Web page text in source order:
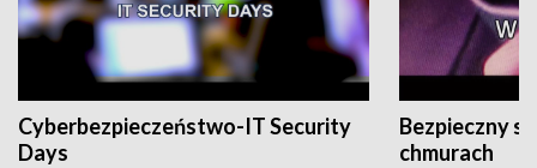
Cyberbezpieczeństwo-IT Security
Days
Bezpieczny
chmurach